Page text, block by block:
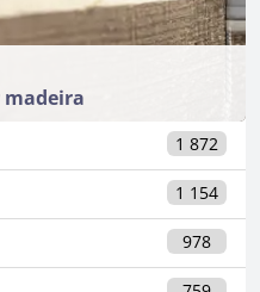
1 872
1 154
978